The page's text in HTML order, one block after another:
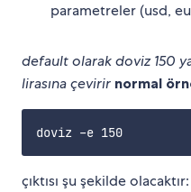
parametreler (usd,
default olarak doviz 150
lirasına çevirir normal
çıktısı şu şekilde olacaktır: